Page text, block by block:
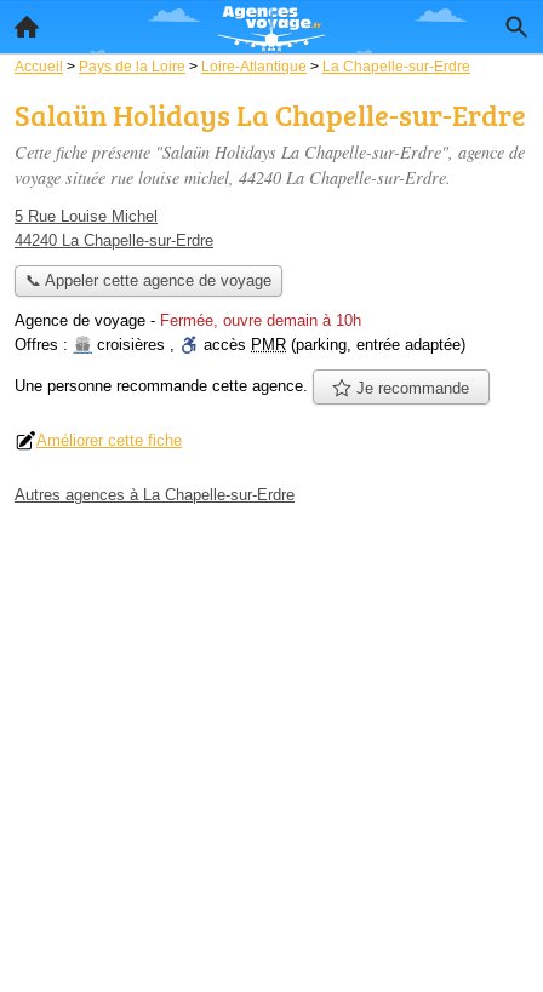
Accueil > Pays de la Loire > Loire-Atlantique > La Chapelle-sur-Erdre
Salaün Holidays La Chapelle-sur-Erdre
Cette fiche présente "Salaün Holidays La Chapelle-sur-Erdre", agence de
voyage située rue louise michel, 44240 La Chapelle-sur-Erdre.
5 Rue Louise Michel
44240 La Chapelle-sur-Erdre
📞 Appeler cette agence de voyage
Agence de voyage - Fermée, ouvre demain à 10h
Offres :
croisières , accès PMR (parking, entrée adaptée)
Une personne recommande cette agence. Je recommande
Améliorer cette fiche
Autres agences à La Chapelle-sur-Erdre